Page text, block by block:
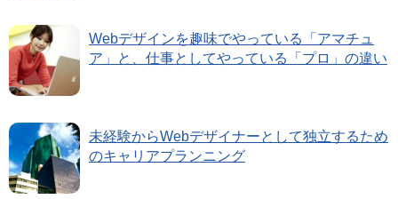
Webデザインを趣味でやっている「アマチュ
ア」と、仕事としてやっている「プロ」の違い
未経験からWebデザイナーとして独立するため
のキャリアプランニング